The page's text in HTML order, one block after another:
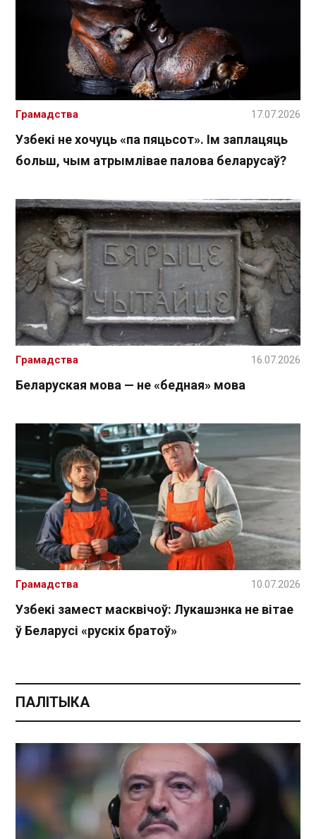
Узбекі не хочуць «па пяцьсот». Ім заплацяць
больш, чым атрымлівае палова беларусаў?
Грамадства 17.07.2026
Беларуская мова — не «бедная» мова
Грамадства 16.07.2026
Узбекі замест масквічоў: Лукашэнка не вітае
ў Беларусі «рускіх братоў»
Грамадства 10.07.2026
ПАЛІТЫКА